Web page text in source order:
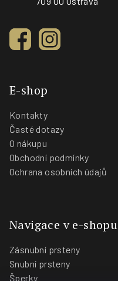
E-shop
Kontakty
Časté dotazy
O nákupu
Obchodní podmínky
Ochrana osobních údajů
Navigace v e-shopu
Zásnubní prsteny
Snubní prsteny
Šperky